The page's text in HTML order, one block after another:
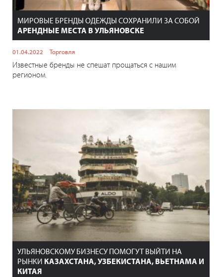
МИРОВЫЕ БРЕНДЫ ОДЕЖДЫ СОХРАНИЛИ ЗА СОБОЙ
АРЕНДНЫЕ МЕСТА В УЛЬЯНОВСКЕ
01.04.2022 Торговля
Известные бренды не спешат прощаться с нашим
регионом.
УЛЬЯНОВСКОМУ БИЗНЕСУ ПОМОГУТ ВЫЙТИ НА
РЫНКИ КАЗАХСТАНА, УЗБЕКИСТАНА, ВЬЕТНАМА И
КИТАЯ